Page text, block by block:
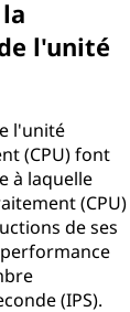
l'unité
l'unité
(CPU) font
à laquelle
(CPU)
de ses
(IPS).